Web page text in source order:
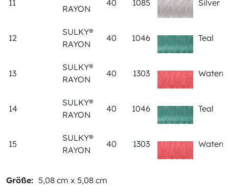
11
RAYON
40 1085 Silver
12
SULKY®
RAYON
40 1046 Teal
13
SULKY®
RAYON
40 1303
14
SULKY®
RAYON
40 1046 Teal
15
SULKY®
RAYON
40 1303
Größe: 5,08 cm x 5,08 cm